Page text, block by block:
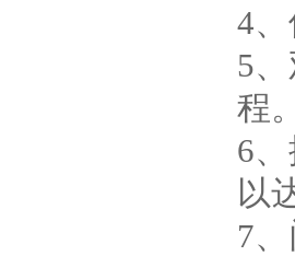
4
5
程
6
以
7